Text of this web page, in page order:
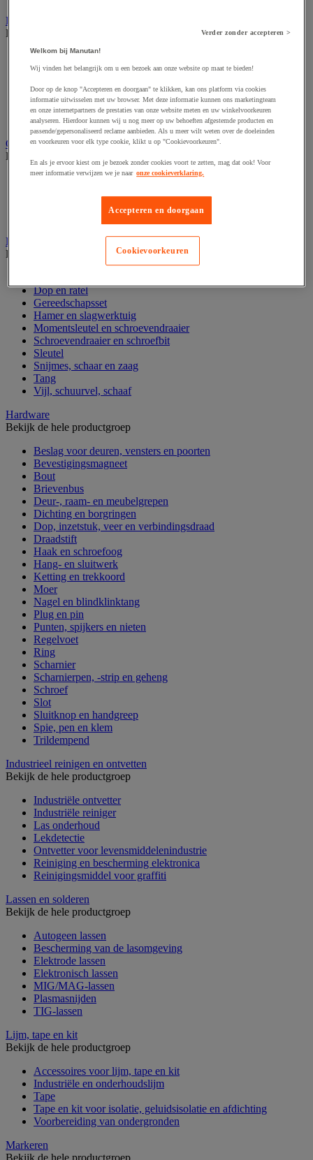
Elektrische toebehoren en verlichting
Bekijk de hele productgroep
Accessoires voor elektrisch schakelpaneel
Batterij, oplader en kabel
Elektrische uitrusting
Verlengsnoer, stekkerdoos en kapelhaspel
Wandcontactdoos en schakelaar
Gereedschap opbergen
Bekijk de hele productgroep
Assortimentsdoos en gereedschapkoffer
Gereedschapskoffer en versterkte kist
Handgereedschap
Bekijk de hele productgroep
Dop en ratel
Gereedschapsset
Hamer en slagwerktuig
Momentsleutel en schroevendraaier
Schroevendraaier en schroefbit
Sleutel
Snijmes, schaar en zaag
Tang
Vijl, schuurvel, schaaf
Hardware
Bekijk de hele productgroep
Beslag voor deuren, vensters en poorten
Bevestigingsmagneet
Bout
Brievenbus
Deur-, raam- en meubelgrepen
Dichting en borgringen
Dop, inzetstuk, veer en verbindingsdraad
Draadstift
Haak en schroefoog
Hang- en sluitwerk
Ketting en trekkoord
Moer
Nagel en blindklinktang
Plug en pin
Punten, spijkers en nieten
Regelvoet
Ring
Scharnier
Scharnierpen, -strip en geheng
Schroef
Slot
Sluitknop en handgreep
Spie, pen en klem
Trildempend
Industrieel reinigen en ontvetten
Bekijk de hele productgroep
Industriële ontvetter
Industriële reiniger
Las onderhoud
Lekdetectie
Ontvetter voor levensmiddelenindustrie
Reiniging en bescherming elektronica
Reinigingsmiddel voor graffiti
Lassen en solderen
Bekijk de hele productgroep
Autogeen lassen
Bescherming van de lasomgeving
Elektrode lassen
Elektronisch lassen
MIG/MAG-lassen
Plasmasnijden
TIG-lassen
Lijm, tape en kit
Bekijk de hele productgroep
Accessoires voor lijm, tape en kit
Industriële en onderhoudslijm
Tape
Tape en kit voor isolatie, geluidsisolatie en afdichting
Voorbereiding van ondergronden
Markeren
Bekijk de hele productgroep
Verder zonder accepteren >
Welkom bij Manutan!
Wij vinden het belangrijk om u een bezoek aan onze website op maat te bieden!
Door op de knop "Accepteren en doorgaan" te klikken, kan ons platform via cookies
informatie uitwisselen met uw browser. Met deze informatie kunnen ons marketingteam
en onze internetpartners de prestaties van onze website meten en uw winkelvoorkeuren
analyseren. Hierdoor kunnen wij u nog meer op uw behoeften afgestemde producten en
passende/gepersonaliseerd reclame aanbieden. Als u meer wilt weten over de doeleinden
en voorkeuren voor elk type cookie, klikt u op "Cookievoorkeuren".
En als je ervoor kiest om je bezoek zonder cookies voort te zetten, mag dat ook! Voor
meer informatie verwijzen we je naar onze cookieverklaring.
Accepteren en doorgaan
Cookievoorkeuren